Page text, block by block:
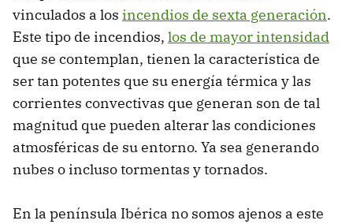
vinculados a los incendios de sexta generación.
Este tipo de incendios, los de mayor intensidad
que se contemplan, tienen la característica de
ser tan potentes que su energía térmica y las
corrientes convectivas que generan son de tal
magnitud que pueden alterar las condiciones
atmosféricas de su entorno. Ya sea generando
nubes o incluso tormentas y tornados.
En la península Ibérica no somos ajenos a este